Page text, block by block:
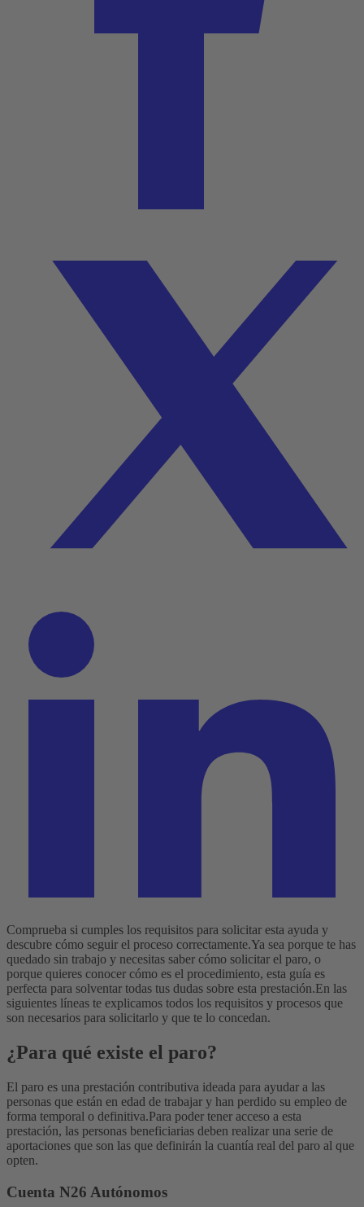
Comprueba si cumples los requisitos para solicitar esta ayuda y
descubre cómo seguir el proceso correctamente.Ya sea porque te has
quedado sin trabajo y necesitas saber cómo solicitar el paro, o
porque quieres conocer cómo es el procedimiento, esta guía es
perfecta para solventar todas tus dudas sobre esta prestación.En las
siguientes líneas te explicamos todos los requisitos y procesos que
son necesarios para solicitarlo y que te lo concedan.
¿Para qué existe el paro?
El paro es una prestación contributiva ideada para ayudar a las
personas que están en edad de trabajar y han perdido su empleo de
forma temporal o definitiva.Para poder tener acceso a esta
prestación, las personas beneficiarias deben realizar una serie de
aportaciones que son las que definirán la cuantía real del paro al que
opten.
Cuenta N26 Autónomos